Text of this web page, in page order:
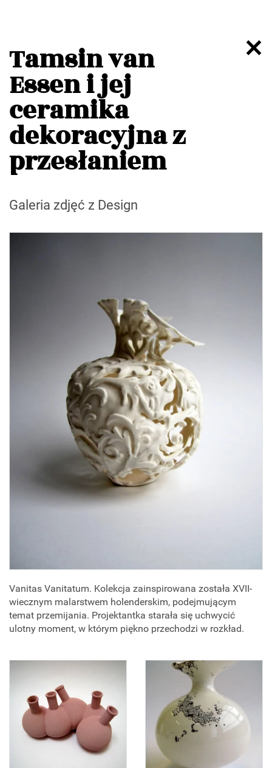
Tamsin van
Essen i jej
ceramika
dekoracyjna z
przesłaniem
Galeria zdjęć z Design
Vanitas Vanitatum. Kolekcja zainspirowana została XVII-
wiecznym malarstwem holenderskim, podejmującym
temat przemijania. Projektantka starała się uchwycić
ulotny moment, w którym piękno przechodzi w rozkład.